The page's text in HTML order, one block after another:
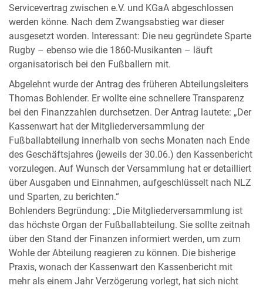
Servicevertrag zwischen e.V. und KGaA abgeschlossen
werden könne. Nach dem Zwangsabstieg war dieser
ausgesetzt worden. Interessant: Die neu gegründete Sparte
Rugby – ebenso wie die 1860-Musikanten – läuft
organisatorisch bei den Fußballern mit.
Abgelehnt wurde der Antrag des früheren Abteilungsleiters
Thomas Bohlender. Er wollte eine schnellere Transparenz
bei den Finanzzahlen durchsetzen. Der Antrag lautete: „Der
Kassenwart hat der Mitgliederversammlung der
Fußballabteilung innerhalb von sechs Monaten nach Ende
des Geschäftsjahres (jeweils der 30.06.) den Kassenbericht
vorzulegen. Auf Wunsch der Versammlung hat er detailliert
über Ausgaben und Einnahmen, aufgeschlüsselt nach NLZ
und Sparten, zu berichten.“
Bohlenders Begründung: „Die Mitgliederversammlung ist
das höchste Organ der Fußballabteilung. Sie sollte zeitnah
über den Stand der Finanzen informiert werden, um zum
Wohle der Abteilung reagieren zu können. Die bisherige
Praxis, wonach der Kassenwart den Kassenbericht mit
mehr als einem Jahr Verzögerung vorlegt, hat sich nicht